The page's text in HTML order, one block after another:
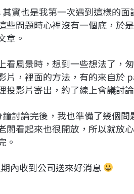
實也是我第一次遇到這樣的
些問題時心裡沒有一個底，於
章。
看風景時，想到一些想法了，
片，裡面的方法，有的來自於
投影片寄出，約了線上會議討
鐘討論完後，我也準備了幾個
闆看起來也很開放，所以就放
。
內收到公司送來好消息